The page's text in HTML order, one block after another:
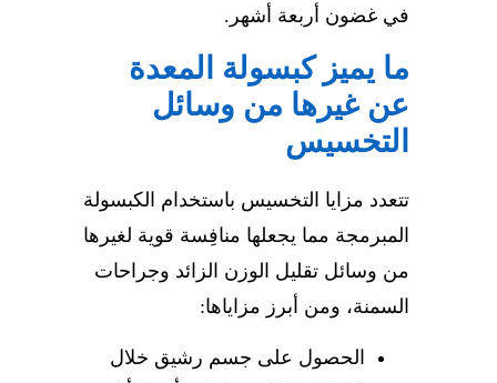
في غضون أربعة أشهر.
ما يميز كبسولة المعدة
عن غيرها من وسائل
التخسيس
تتعدد مزايا التخسيس باستخدام الكبسولة
المبرمجة مما يجعلها منافِسة قوية لغيرها
من وسائل تقليل الوزن الزائد وجراحات
السمنة، ومن أبرز مزاياها:
الحصول على جسم رشيق خلال